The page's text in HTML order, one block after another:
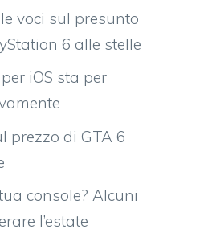
voci sul presunto
6 alle stelle
iOS sta per
prezzo di GTA 6
console? Alcuni
l’estate